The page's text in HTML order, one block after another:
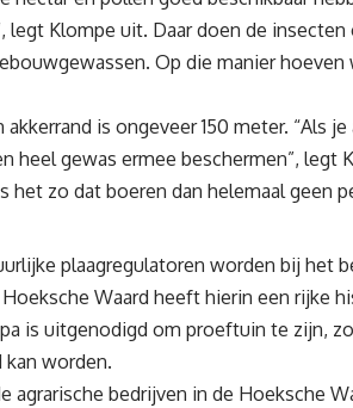
legt Klompe uit. Daar doen de
Op die manier
is ongeveer 150 meter. “Als
heel gewas ermee beschermen”, legt
het zo dat boeren dan helemaal geen
plaagregulatoren worden bij het
Waard heeft hierin een rijke
is uitgenodigd om proeftuin te zijn,
kan worden.
agrarische bedrijven in de Hoeksche